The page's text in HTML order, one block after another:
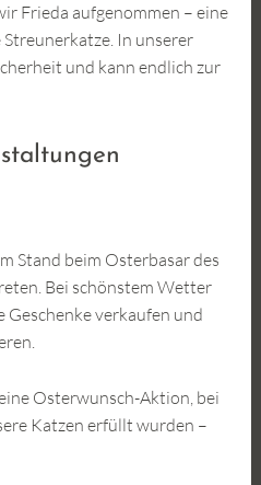
Frieda aufgenommen – eine
In unserer
und kann endlich zur
Stand beim Osterbasar des
Bei schönstem Wetter
verkaufen und
Osterwunsch-Aktion, bei
Katzen erfüllt wurden –